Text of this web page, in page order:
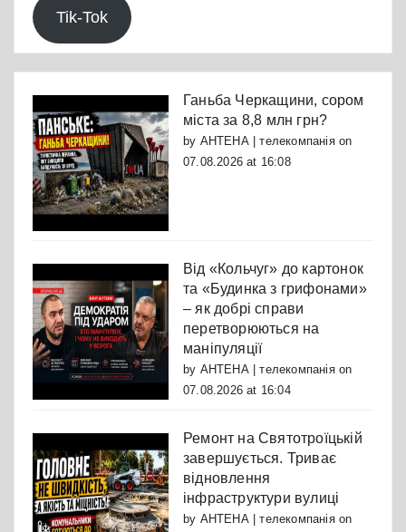
Tik-Tok
Ганьба Черкащини, сором
міста за 8,8 млн грн?
by АНТЕНА | телекомпаніяon
07.08.2026 at 16:08
Від «Кольчуг» до картонок
та «Будинка з грифонами»
– як добрі справи
перетворюються на
маніпуляції
by АНТЕНА | телекомпаніяon
07.08.2026 at 16:04
Ремонт на Святотроїцькій
завершується. Триває
відновлення
інфраструктури вулиці
by АНТЕНА | телекомпаніяon